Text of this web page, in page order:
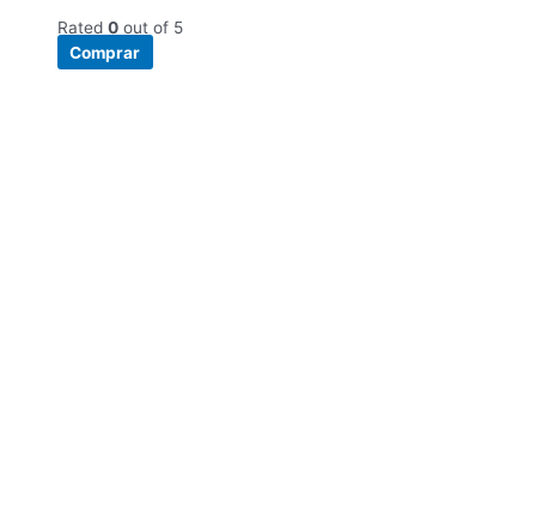
Rated 0 out of 5
Comprar